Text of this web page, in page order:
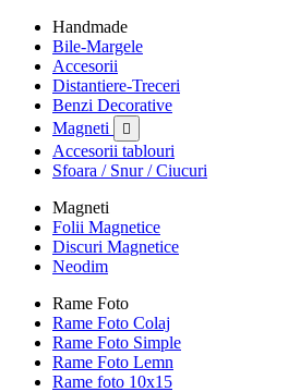
Handmade
Bile-Margele
Accesorii
Distantiere-Treceri
Benzi Decorative
Magneti

Accesorii tablouri
Sfoara / Snur / Ciucuri
Magneti
Folii Magnetice
Discuri Magnetice
Neodim
Rame Foto
Rame Foto Colaj
Rame Foto Simple
Rame Foto Lemn
Rame foto 10x15